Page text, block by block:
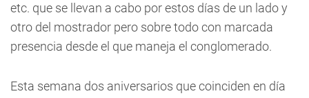
etc. que se llevan a cabo por estos días de un lado y
otro del mostrador pero sobre todo con marcada
presencia desde el que maneja el conglomerado.
Esta semana dos aniversarios que coinciden en día